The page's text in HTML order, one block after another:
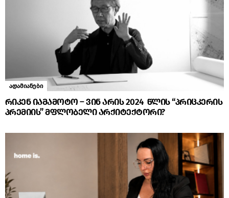
ადამიანები
რიკენ იამამოტო – ვინ არის 2024 წლის “პრიცკერის
პრემიის” მფლობელი არქიტექტორი?